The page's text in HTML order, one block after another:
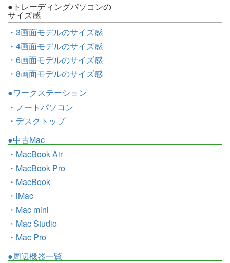
●トレーディングパソコンの
サイズ感
・3画面モデルのサイズ感
・4画面モデルのサイズ感
・6画面モデルのサイズ感
・8画面モデルのサイズ感
●ワークステーション
・ノートパソコン
・デスクトップ
●中古Mac
・MacBook Air
・MacBook Pro
・MacBook
・iMac
・Mac mini
・Mac Studio
・Mac Pro
●周辺機器一覧